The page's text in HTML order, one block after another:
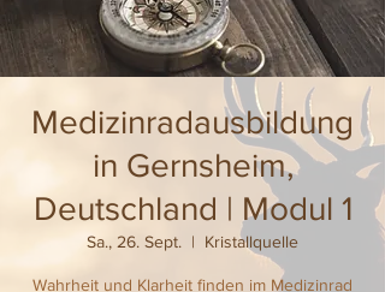
Medizinradausbildung
in Gernsheim,
Deutschland | Modul 1
Sa., 26. Sept.
  |
Kristallquelle